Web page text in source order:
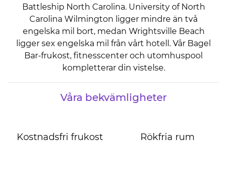
Battleship North Carolina. University of North
Carolina Wilmington ligger mindre än två
engelska mil bort, medan Wrightsville Beach
ligger sex engelska mil från vårt hotell. Vår Bagel
Bar-frukost, fitnesscenter och utomhuspool
kompletterar din vistelse.
Våra bekvämligheter
Kostnadsfri frukost Rökfria rum